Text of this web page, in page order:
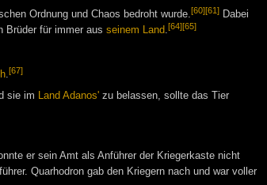
Ordnung und Chaos bedroht wurde.[60][61]Dabei
Brüder für immer aus seinem Land.[64][65]
.[67]
sie im Land Adanos'zu belassen, sollte das Tier
er sein Amt als Anführer der Kriegerkaste nicht
Quarhodron gab den Kriegern nach und war voller